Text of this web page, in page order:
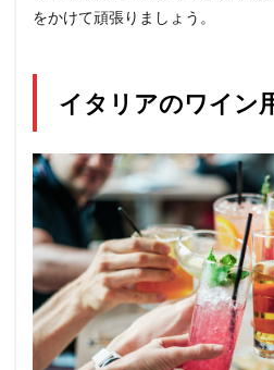
をかけて頑張りましょう。
イタリアのワイン